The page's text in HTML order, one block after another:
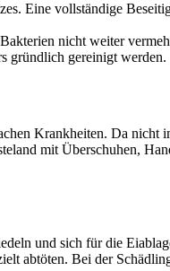
Eine vollständige
nicht weiter
gründlich gereinigt
Krankheiten. Da nicht
mit Überschuhen,
und sich für die
abtöten. Bei der